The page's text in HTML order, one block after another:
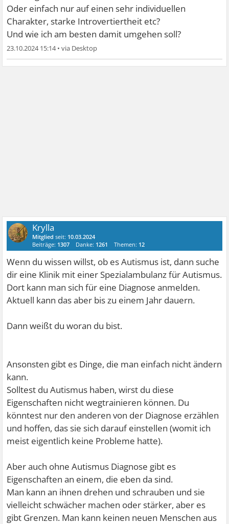
Oder einfach nur auf einen sehr individuellen
Charakter, starke Introvertiertheit etc?
Und wie ich am besten damit umgehen soll?
23.10.2024 15:14•
Krylla
Mitglied seit: 10.03.2024
Beiträge: 1307 Danke: 1261 Themen: 12
Wenn du wissen willst, ob es Autismus ist, dann suche
dir eine Klinik mit einer Spezialambulanz für Autismus.
Dort kann man sich für eine Diagnose anmelden.
Aktuell kann das aber bis zu einem Jahr dauern.
Dann weißt du woran du bist.
Ansonsten gibt es Dinge, die man einfach nicht ändern
kann.
Solltest du Autismus haben, wirst du diese
Eigenschaften nicht wegtrainieren können. Du
könntest nur den anderen von der Diagnose erzählen
und hoffen, das sie sich darauf einstellen (womit ich
meist eigentlich keine Probleme hatte).
Aber auch ohne Autismus Diagnose gibt es
Eigenschaften an einem, die eben da sind.
Man kann an ihnen drehen und schrauben und sie
vielleicht schwächer machen oder stärker, aber es
gibt Grenzen. Man kann keinen neuen Menschen aus